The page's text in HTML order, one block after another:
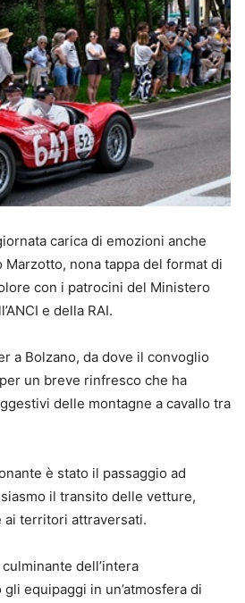
carica di emozioni anche
nona tappa del format di
con i patrocini del Ministero
e della RAI.
a Bolzano, da dove il convoglio
un breve rinfresco che ha
delle montagne a cavallo tra
è stato il passaggio ad
il transito delle vetture,
ai territori attraversati.
dell’intera
equipaggi in un’atmosfera di